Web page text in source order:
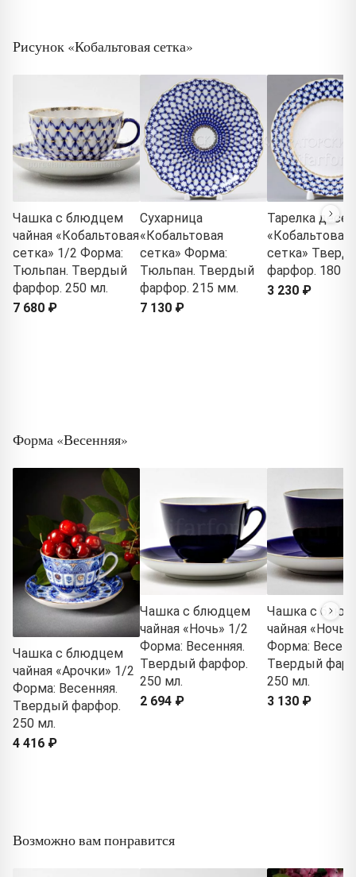
Рисунок «Кобальтовая сетка»
Чашка с блюдцем
чайная «Кобальтовая
сетка» 1/2 Форма:
Тюльпан. Твердый
фарфор. 250 мл.
7 680 ₽
Сухарница
«Кобальтовая
сетка» Форма:
Тюльпан. Твердый
фарфор. 215 мм.
7 130 ₽
Тарелка
«Кобальтовая
сетка»
фарфор. 180
3 230 ₽
Форма «Весенняя»
Чашка с блюдцем
чайная «Арочки» 1/2
Форма: Весенняя.
Твердый фарфор.
250 мл.
4 416 ₽
Чашка с блюдцем
чайная «Ночь» 1/2
Форма: Весенняя.
Твердый фарфор.
250 мл.
2 694 ₽
Чашка с
чайная
Форма:
Твердый
250 мл.
3 130 ₽
Возможно вам понравится